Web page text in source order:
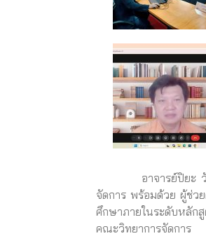
อาจารย์ปิยะ วัตถพ
จัดการ พร้อมด้วย ผู้ช่ว
ศึกษาภายในระดับหลัก
คณะวิทยาการจัดการ